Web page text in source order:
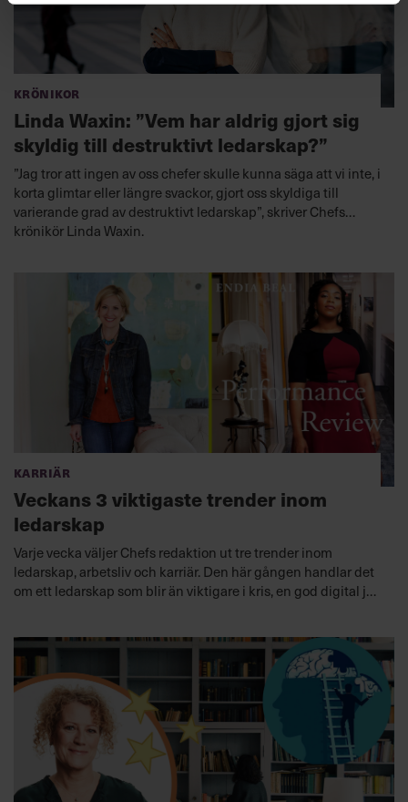
Krönikor
Linda Waxin: ”Vem har aldrig gjort sig
skyldig till destruktivt ledarskap?”
”Jag tror att ingen av oss chefer skulle kunna säga att vi inte, i
korta glimtar eller längre svackor, gjort oss skyldiga till
varierande grad av destruktivt ledarskap”, skriver Chefs
krönikör Linda Waxin.
Karriär
Veckans 3 viktigaste trender inom
ledarskap
Varje vecka väljer Chefs redaktion ut tre trender inom
ledarskap, arbetsliv och karriär. Den här gången handlar det
om ett ledarskap som blir än viktigare i kris, en god digital jul